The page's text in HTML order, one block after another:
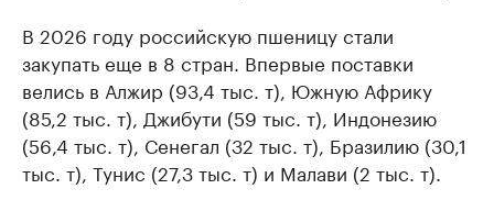
В 2026 году российскую пшеницу стали
закупать еще в 8 стран. Впервые поставки
велись в Алжир (93,4 тыс. т), Южную Африку
(85,2 тыс. т), Джибути (59 тыс. т), Индонезию
(56,4 тыс. т), Сенегал (32 тыс. т), Бразилию (30,1
тыс. т), Тунис (27,3 тыс. т) и Малави (2 тыс. т).